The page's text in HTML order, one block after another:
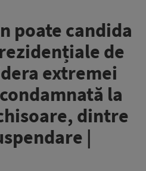
poate candida
de
extremei
la
dintre
|